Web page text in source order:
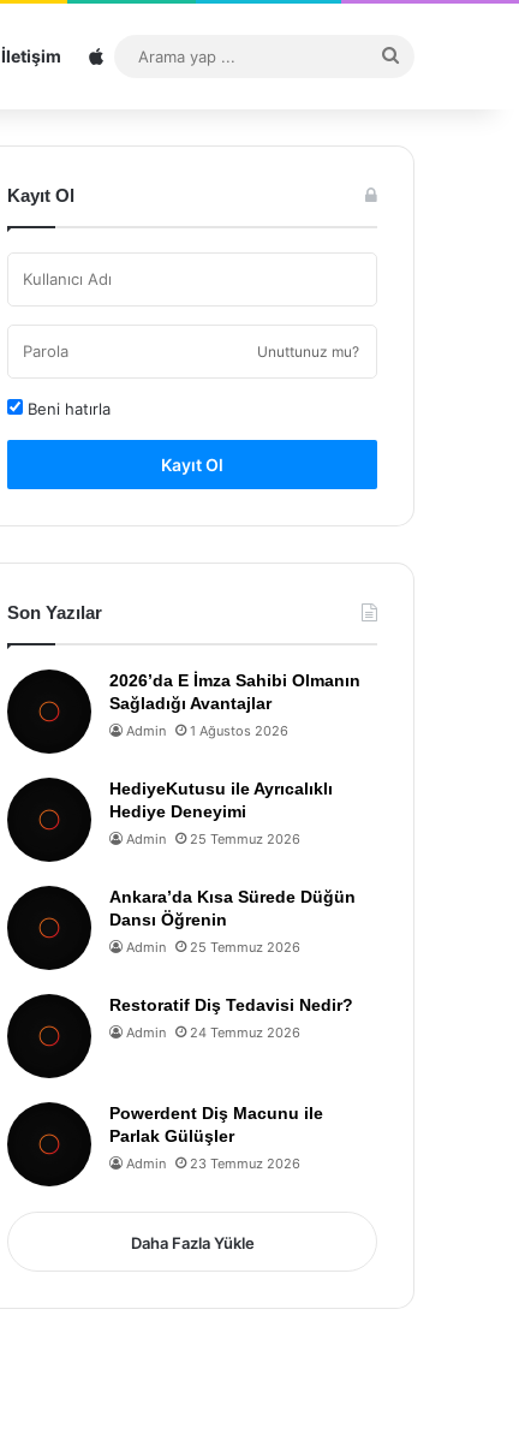
İletişim Sitemap
...
Kayıt Ol
Unuttunuz mu?
Beni hatırla
Kayıt Ol
Son Yazılar
2026’da E İmza Sahibi Olmanın
Sağladığı Avantajlar
Admin 1 Ağustos 2026
HediyeKutusu ile Ayrıcalıklı
Hediye Deneyimi
Admin 25 Temmuz 2026
Ankara’da Kısa Sürede Düğün
Dansı Öğrenin
Admin 25 Temmuz 2026
Restoratif Diş Tedavisi Nedir?
Admin 24 Temmuz 2026
Powerdent Diş Macunu ile
Parlak Gülüşler
Admin 23 Temmuz 2026
Daha Fazla Yükle